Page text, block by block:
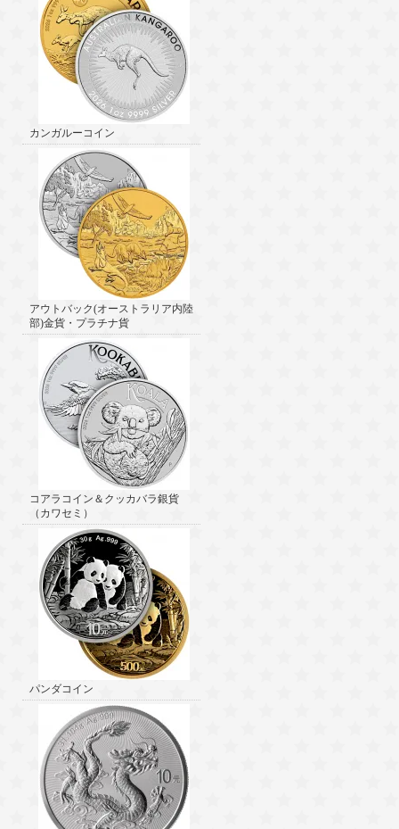
カンガルーコイン
アウトバック(オーストラリア内陸
部)金貨・プラチナ貨
コアラコイン＆クッカバラ銀貨
（カワセミ）
パンダコイン